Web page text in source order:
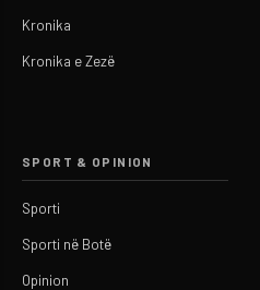
Kronika
Kronika e Zezë
SPORT & OPINION
Sporti
Sporti në Botë
Opinion